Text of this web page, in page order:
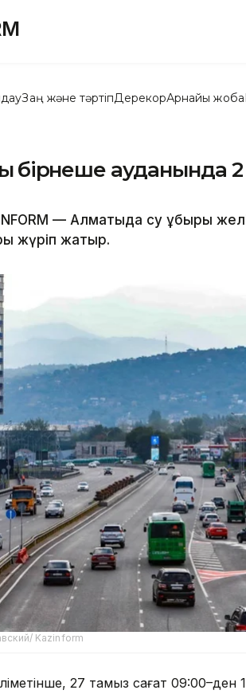
Заң және тәртіпДерекқорАрнайы жоба
бірнеше ауданында
— Алматыда су құбыры
жүріп жатыр.
Kazinform
27 тамыз сағат 09:00–ден